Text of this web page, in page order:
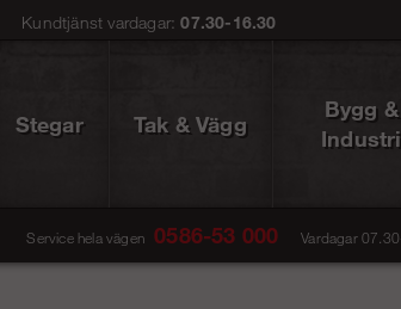
Kundtjänst vardagar:07.30-16.30
Stegar Tak & Vägg
Bygg &
Industri
Service hela vägen 0586-53 000 Vardagar